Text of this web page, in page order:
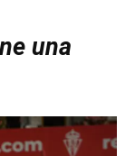
una